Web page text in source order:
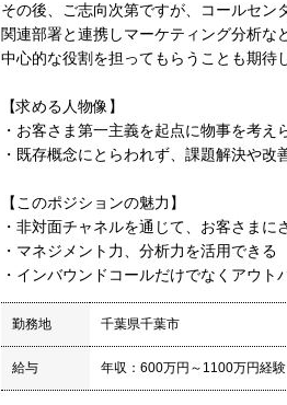
その後、ご志向次第ですが、コールセン
関連部署と連携しマーケティング分析な
中心的な役割を担ってもらうことも期待
【求める人物像】
・お客さま第一主義を起点に物事を考え
・既存概念にとらわれず、課題解決や改
【このポジションの魅力】
・非対面チャネルを通じて、お客さま
・マネジメント力、分析力を活用できる
・インバウンドコールだけでなくアウ
勤務地 千葉県千葉市
給与 年収：600万円～1100万円経